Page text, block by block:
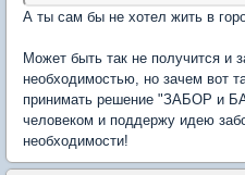
А ты сам бы не хотел жить в
Может быть так не получится и
необходимостью, но зачем вот
принимать решение "ЗАБОР и
человеком и поддержу идею
необходимости!